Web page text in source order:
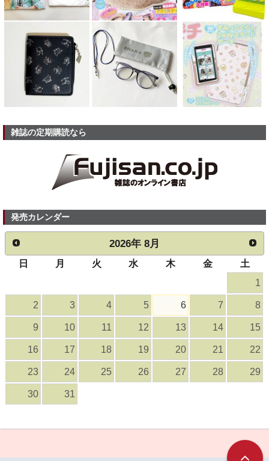
雑誌の定期購読なら
発売カレンダー
2026年 8月
日 月 火 水 木 金
土
1
2 3 4 5 6 7 8
9 10 11 12 13 14 15
16 17 18 19 20 21 22
23 24 25 26 27 28 29
30 31